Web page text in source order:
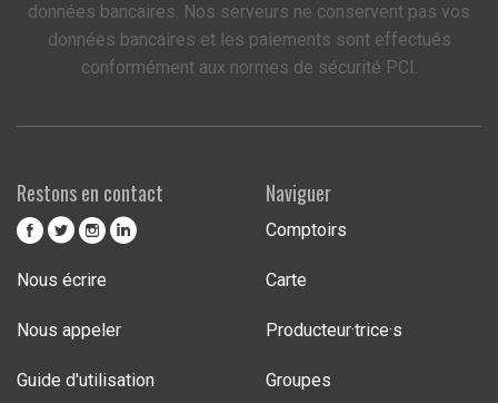
données bancaires. Nos serveurs ne conservent pas vos
données bancaires et les paiements sont effectués
conformément aux normes de sécurité PCI.
Restons en contact
Nous écrire
Nous appeler
Guide d'utilisation
Naviguer
Comptoirs
Carte
Producteur·trice·s
Groupes